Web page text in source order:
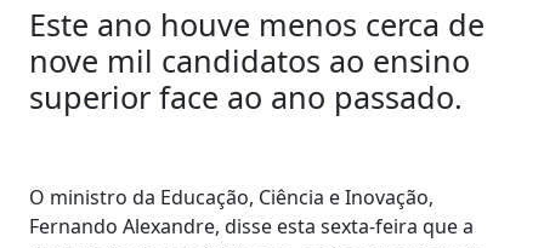
Este ano houve menos cerca de
nove mil candidatos ao ensino
superior face ao ano passado.
O ministro da Educação, Ciência e Inovação,
Fernando Alexandre, disse esta sexta-feira que a